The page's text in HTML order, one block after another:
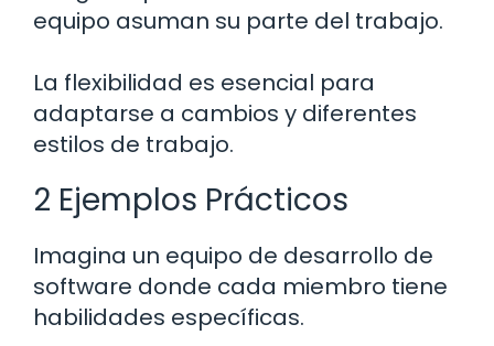
equipo asuman su parte del trabajo.
La flexibilidad es esencial para
adaptarse a cambios y diferentes
estilos de trabajo.
2 Ejemplos Prácticos
Imagina un equipo de desarrollo de
software donde cada miembro tiene
habilidades específicas.